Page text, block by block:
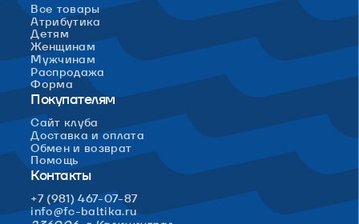
Все товары
Атрибутика
Детям
Женщинам
Мужчинам
Распродажа
Форма
Покупателям
Сайт клуба
Доставка и оплата
Обмен и возврат
Помощь
Контакты
+7 (981) 467-07-87
info@fc-baltika.ru